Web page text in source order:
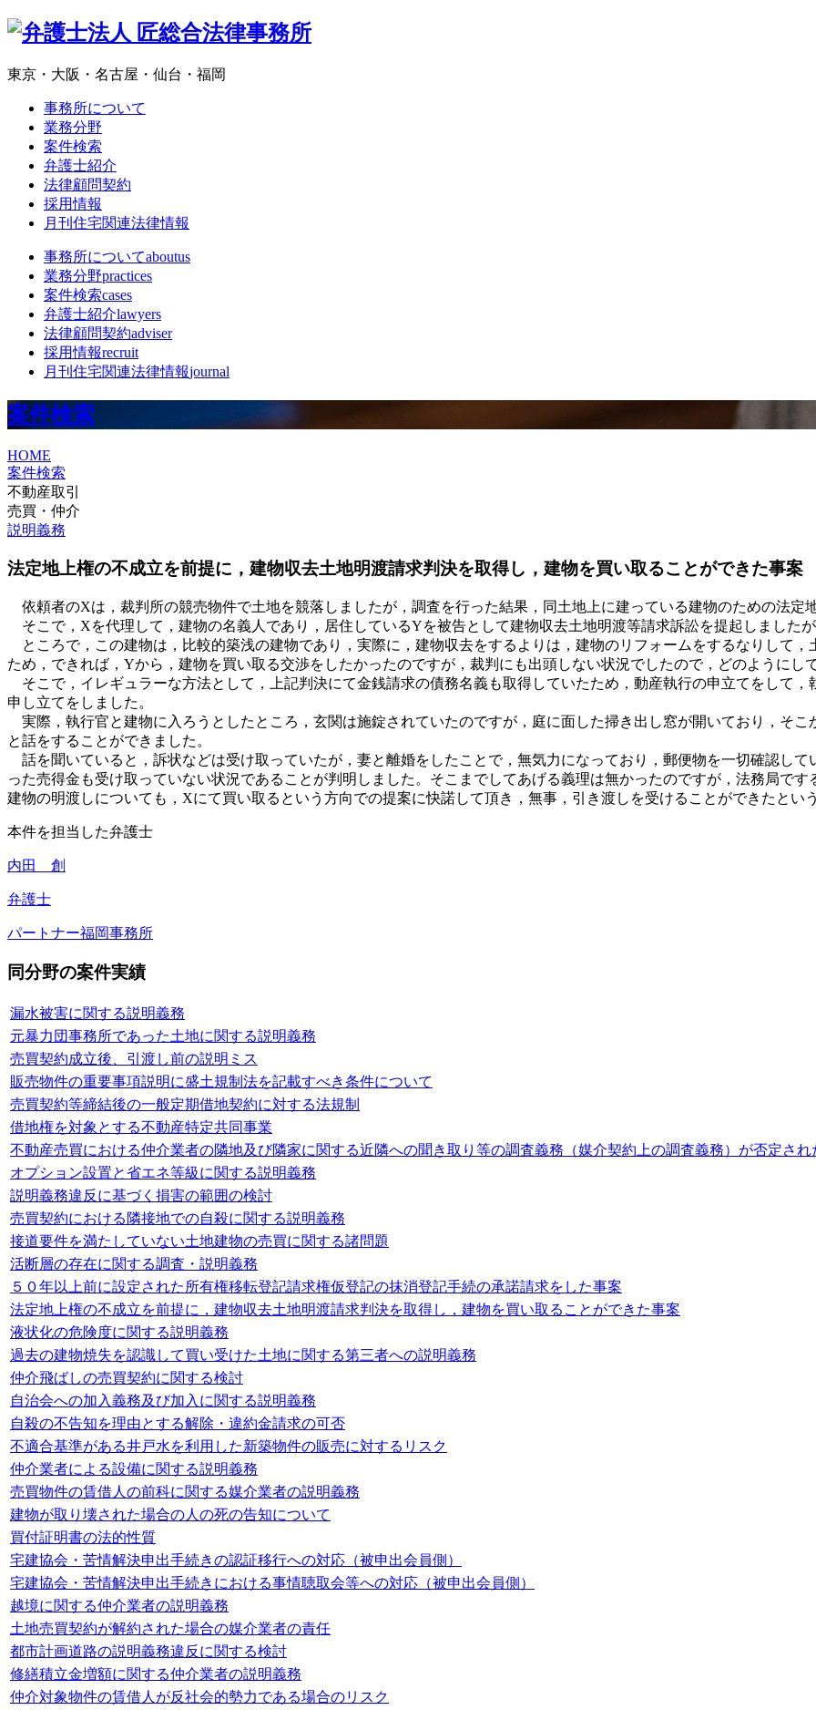
東京・大阪・名古屋・仙台・福岡
事務所について
業務分野
案件検索
弁護士紹介
法律顧問契約
採用情報
月刊住宅関連法律情報
事務所についてaboutus
業務分野practices
案件検索cases
弁護士紹介lawyers
法律顧問契約adviser
採用情報recruit
月刊住宅関連法律情報journal
案件検索
HOME
案件検索
不動産取引
売買・仲介
説明義務
法定地上権の不成立を前提に，建物収去土地明渡請求判決を取得し，建物を買い取ることができた事案
依頼者のXは，裁判所の競売物件で土地を競落しましたが，調査を行った結果，同土地上に建っている建物のための法定
そこで，Xを代理して，建物の名義人であり，居住しているYを被告として建物収去土地明渡等請求訴訟を提起しました
ところで，この建物は，比較的築浅の建物であり，実際に，建物収去をするよりは，建物のリフォームをするなりして
ため，できれば，Yから，建物を買い取る交渉をしたかったのですが，裁判にも出頭しない状況でしたので，どのようにし
そこで，イレギュラーな方法として，上記判決にて金銭請求の債務名義も取得していたため，動産執行の申立てをして
申し立てをしました。
実際，執行官と建物に入ろうとしたところ，玄関は施錠されていたのですが，庭に面した掃き出し窓が開いており，そ
と話をすることができました。
話を聞いていると，訴状などは受け取っていたが，妻と離婚をしたことで，無気力になっており，郵便物を一切確認し
った売得金も受け取っていない状況であることが判明しました。そこまでしてあげる義理は無かったのですが，法務局で
建物の明渡しについても，Xにて買い取るという方向での提案に快諾して頂き，無事，引き渡しを受けることができたとい
本件を担当した弁護士
内田 創
弁護士
パートナー福岡事務所
同分野の案件実績
漏水被害に関する説明義務
元暴力団事務所であった土地に関する説明義務
売買契約成立後、引渡し前の説明ミス
販売物件の重要事項説明に盛土規制法を記載すべき条件について
売買契約等締結後の一般定期借地契約に対する法規制
借地権を対象とする不動産特定共同事業
不動産売買における仲介業者の隣地及び隣家に関する近隣への聞き取り等の調査義務（媒介契約上の調査義務）が否定され
オプション設置と省エネ等級に関する説明義務
説明義務違反に基づく損害の範囲の検討
売買契約における隣接地での自殺に関する説明義務
接道要件を満たしていない土地建物の売買に関する諸問題
活断層の存在に関する調査・説明義務
５０年以上前に設定された所有権移転登記請求権仮登記の抹消登記手続の承諾請求をした事案
法定地上権の不成立を前提に，建物収去土地明渡請求判決を取得し，建物を買い取ることができた事案
液状化の危険度に関する説明義務
過去の建物焼失を認識して買い受けた土地に関する第三者への説明義務
仲介飛ばしの売買契約に関する検討
自治会への加入義務及び加入に関する説明義務
自殺の不告知を理由とする解除・違約金請求の可否
不適合基準がある井戸水を利用した新築物件の販売に対するリスク
仲介業者による設備に関する説明義務
売買物件の賃借人の前科に関する媒介業者の説明義務
建物が取り壊された場合の人の死の告知について
買付証明書の法的性質
宅建協会・苦情解決申出手続きの認証移行への対応（被申出会員側）
宅建協会・苦情解決申出手続きにおける事情聴取会等への対応（被申出会員側）
越境に関する仲介業者の説明義務
土地売買契約が解約された場合の媒介業者の責任
都市計画道路の説明義務違反に関する検討
修繕積立金増額に関する仲介業者の説明義務
仲介対象物件の賃借人が反社会的勢力である場合のリスク